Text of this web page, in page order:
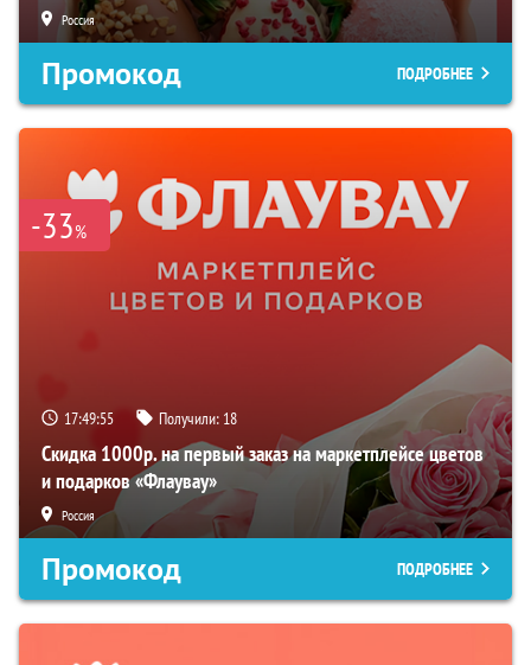
Россия
Промокод ПОДРОБНЕЕ
-33%
17:49:54 Получили: 18
Скидка 1000р. на первый заказ на маркетплейсе цветов
и подарков «Флаувау»
Россия
Промокод ПОДРОБНЕЕ